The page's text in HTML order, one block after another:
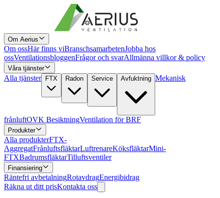
Om Aerius
Om ossHär finns viBranschsamarbetenJobba hos
ossVentilationsbloggenFrågor och svarAllmänna villkor & policy
Våra tjänster
Alla tjänster FTX Radon Service Avfuktning Mekanisk
frånluftOVK BesiktningVentilation för BRF
Produkter
Alla produkterFTX-
AggregatFrånluftsfläktarLuftrenareKöksfläktarMini-
FTXBadrumsfläktarTilluftsventiler
Finansiering
Räntefri avbetalningRotavdragEnergibidrag
Räkna ut ditt prisKontakta oss